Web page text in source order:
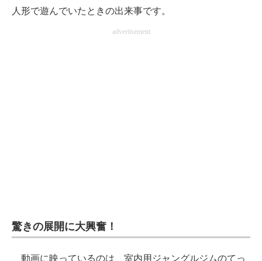
人形で遊んでいたときの出来事です。
advertisement
驚きの展開に大興奮！
動画に映っているのは、室内用ジャングルジムのてっ